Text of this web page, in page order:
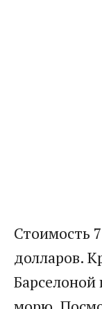
Стоимость
долларов.